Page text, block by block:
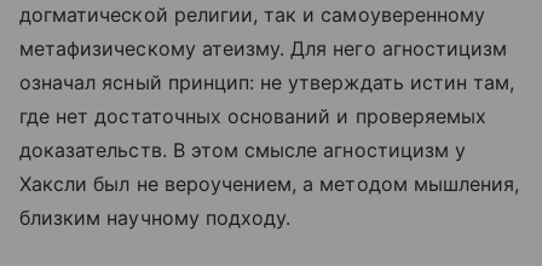
догматической религии, так и самоуверенному
метафизическому атеизму. Для него агностицизм
означал ясный принцип: не утверждать истин там,
где нет достаточных оснований и проверяемых
доказательств. В этом смысле агностицизм у
Хаксли был не вероучением, а методом мышления,
близким научному подходу.